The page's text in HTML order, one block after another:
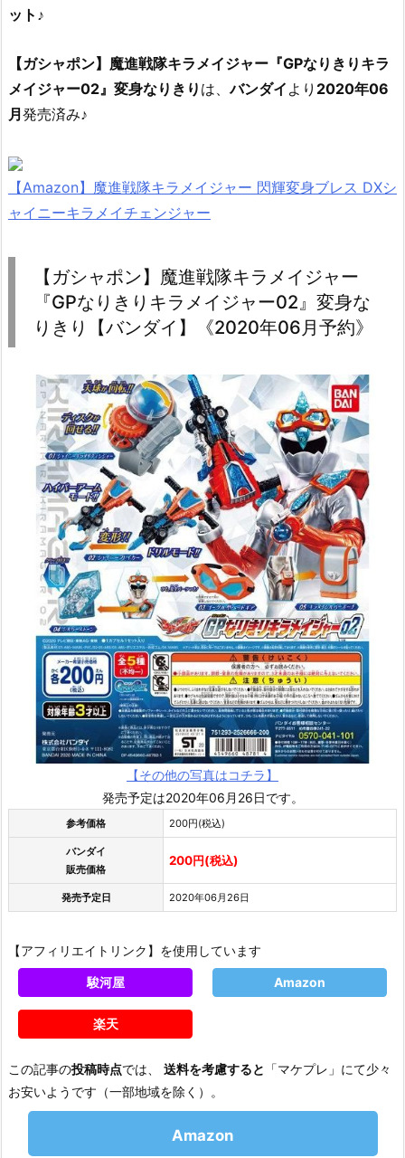
ット ♪
【ガシャポン】魔進戦隊キラメイジャー『GPなりきりキラ
メイジャー02』変身なりきり は、バンダイ より 2020年06
月発売済み♪
【Amazon】魔進戦隊キラメイジャー 閃輝変身ブレス DXシ
ャイニーキラメイチェンジャー
【ガシャポン】魔進戦隊キラメイジャー
『GPなりきりキラメイジャー02』変身な
りきり【バンダイ】《2020年06月予約》
【その他の写真はコチラ】
発売予定は2020年06月26日です。
参考価格 200円(税込)
バンダイ
販売価格
200円(税込)
発売予定日 2020年06月26日
【アフィリエイトリンク】を使用しています
駿河屋 Amazon
楽天
この記事の投稿時点では、 送料を考慮すると 「マケプレ」にて少々
お安いようです（一部地域を除く）。
Amazon